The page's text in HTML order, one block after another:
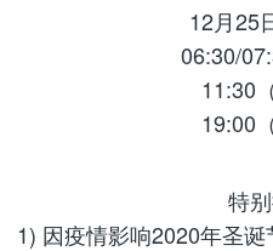
12月25
06:30/
11:30
19:00
特
1) 因疫情影响2020年圣